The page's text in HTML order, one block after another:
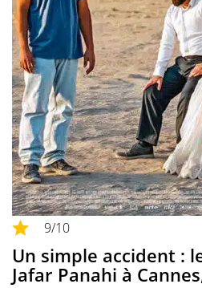
9/10
Un simple accident :
Jafar Panahi à